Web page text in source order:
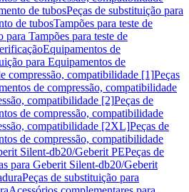
de tubosPeças de substituição para
de tubosTampões para teste de
para Tampões para teste de
Equipamentos de
para Equipamentos de
compressão, compatibilidade [1]Peças
de compressão, compatibilidade
compatibilidade [2]Peças de
de compressão, compatibilidade
compatibilidade [2XL]Peças de
de compressão, compatibilidade
Silent-db20/Geberit PEPeças de
para Geberit Silent-db20/Geberit
Peças de substituição para